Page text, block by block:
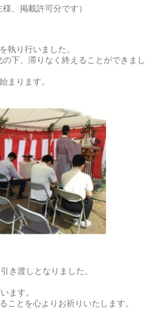
、掲載許可分です）
執り行いました。
下、滞りなく終えることができまし
まります。
き渡しとなりました。
ます。
ことを心よりお祈りいたします。